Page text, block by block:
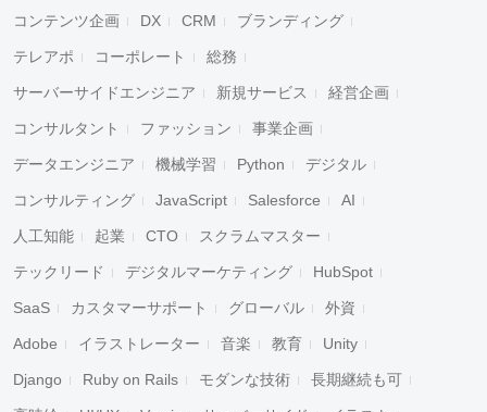
コンテンツ企画 DX CRM ブランディング
テレアポ コーポレート 総務
サーバーサイドエンジニア 新規サービス 経営企画
コンサルタント ファッション 事業企画
データエンジニア 機械学習 Python デジタル
コンサルティング JavaScript Salesforce AI
人工知能 起業 CTO スクラムマスター
テックリード デジタルマーケティング HubSpot
SaaS カスタマーサポート グローバル 外資
Adobe イラストレーター 音楽 教育 Unity
Django Ruby on Rails モダンな技術 長期継続も可